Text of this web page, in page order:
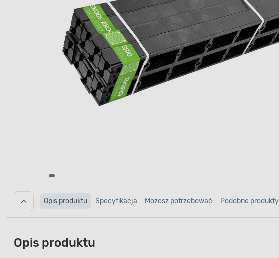
Opis produktu Specyfikacja Możesz potrzebować Podobne produkty
Opis produktu